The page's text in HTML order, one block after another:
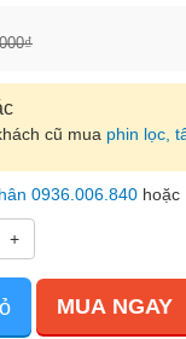
cũ mua phin lọc,
0936.006.840 hoặc
+
MUA NGAY